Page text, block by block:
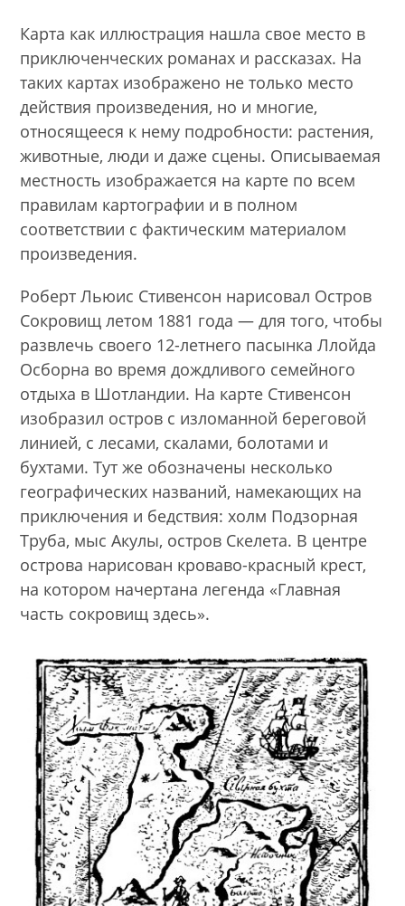
Карта как иллюстрация нашла свое место в
приключенческих романах и рассказах. На
таких картах изображено не только место
действия произведения, но и многие,
относящееся к нему подробности: растения,
животные, люди и даже сцены. Описываемая
местность изображается на карте по всем
правилам картографии и в полном
соответствии с фактическим материалом
произведения.
Роберт Льюис Стивенсон нарисовал Остров
Сокровищ летом 1881 года — для того, чтобы
развлечь своего 12-летнего пасынка Ллойда
Осборна во время дождливого семейного
отдыха в Шотландии. На карте Стивенсон
изобразил остров с изломанной береговой
линией, с лесами, скалами, болотами и
бухтами. Тут же обозначены несколько
географических названий, намекающих на
приключения и бедствия: холм Подзорная
Труба, мыс Акулы, остров Скелета. В центре
острова нарисован кроваво-красный крест,
на котором начертана легенда «Главная
часть сокровищ здесь».